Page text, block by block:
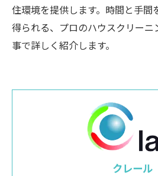
住環境を提供します。時間と手間
得られる、プロのハウスクリー
事で詳しく紹介します。
クレール